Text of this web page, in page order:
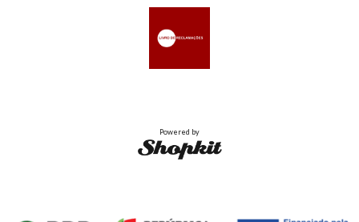
Powered by